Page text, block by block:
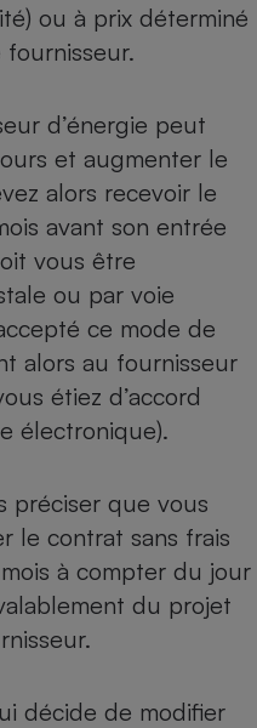
ou à prix déterminé
d’énergie peut
et augmenter le
alors recevoir le
avant son entrée
vous être
ou par voie
ce mode de
alors au fournisseur
étiez d’accord
électronique).
préciser que vous
le contrat sans frais
à compter du jour
du projet
décide de modifier